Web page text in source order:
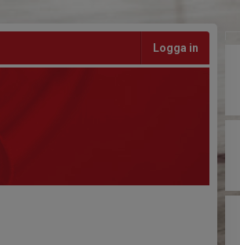
Logga in